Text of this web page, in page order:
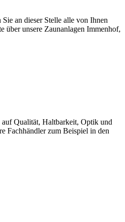
an dieser Stelle alle von Ihnen
über unsere Zaunanlagen Immenhof,
Qualität, Haltbarkeit, Optik und
Fachhändler zum Beispiel in den